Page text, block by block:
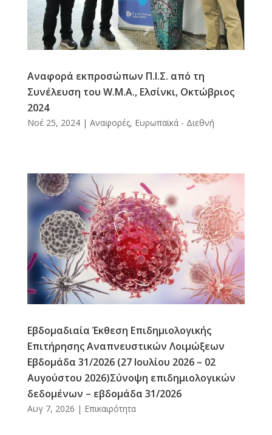
Αναφορά εκπροσώπων Π.Ι.Σ. από τη
Συνέλευση του W.M.A., Ελσίνκι, Οκτώβριος
2024
Νοέ 25, 2024| Αναφορές, Ευρωπαϊκά - Διεθνή
Εβδομαδιαία Έκθεση Επιδημιολογικής
Επιτήρησης Αναπνευστικών Λοιμώξεων
Εβδομάδα 31/2026 (27 Ιουλίου 2026 – 02
Αυγούστου 2026)Σύνοψη επιδημιολογικών
δεδομένων – εβδομάδα 31/2026
Αυγ 7, 2026 | Επικαιρότητα